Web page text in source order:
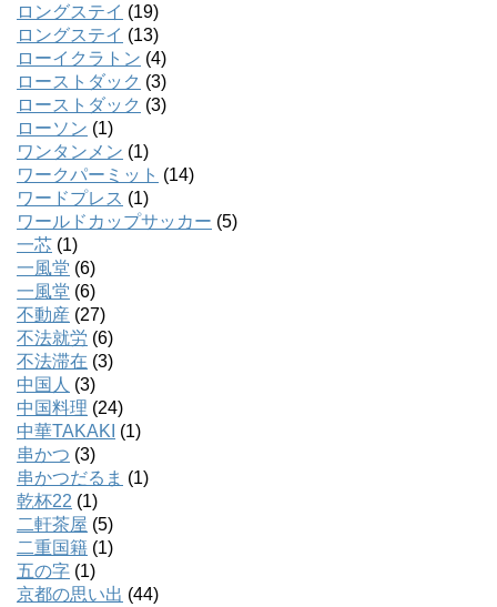
ロングステイ (19)
ロングステイ (13)
ローイクラトン (4)
ローストダック (3)
ローストダック (3)
ローソン (1)
ワンタンメン (1)
ワークパーミット (14)
ワードプレス (1)
ワールドカップサッカー (5)
一芯 (1)
一風堂 (6)
一風堂 (6)
不動産 (27)
不法就労 (6)
不法滞在 (3)
中国人 (3)
中国料理 (24)
中華TAKAKI (1)
串かつ (3)
串かつだるま (1)
乾杯22 (1)
二軒茶屋 (5)
二重国籍 (1)
五の字 (1)
京都の思い出 (44)